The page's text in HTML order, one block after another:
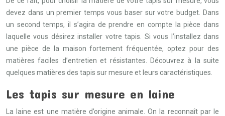
devez dans un premier temps vous baser sur votre budget. Dans
un second temps, il s’agira de prendre en compte la pièce dans
laquelle vous désirez installer votre tapis. Si vous l’installez dans
une pièce de la maison fortement fréquentée, optez pour des
matières faciles d’entretien et résistantes. Découvrez à la suite
quelques matières des tapis sur mesure et leurs caractéristiques.
Les tapis sur mesure en laine
La laine est une matière d’origine animale. On la reconnaît par le